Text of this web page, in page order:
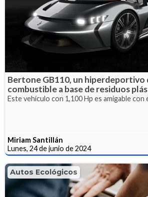
Bertone GB110, un hiperdeportivo
combustible a base de residuos
Este vehículo con 1,100 Hp es amigable con
Miriam Santillán
Lunes, 24 de junio de 2024
Autos Ecológicos